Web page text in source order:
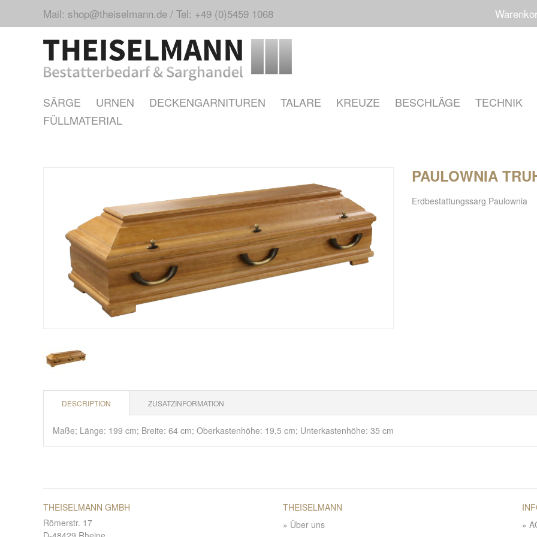
Mail: shop@theiselmann.de / Tel: +49 (0)5459 1068
SÄRGE URNEN DECKENGARNITUREN TALARE KREUZE BESCHLÄGE TECHNIK
FÜLLMATERIAL
PAULOWNIA
Erdbestattungssarg Paulownia
DESCRIPTION ZUSATZINFORMATION
Maße; Länge: 199 cm; Breite: 64 cm; Oberkastenhöhe: 19,5 cm; Unterkastenhöhe: 35 cm
THEISELMANN GMBH
Römerstr. 17
THEISELMANN
Über uns